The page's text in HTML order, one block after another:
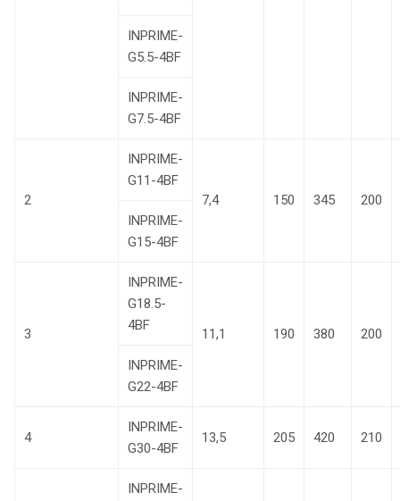
INPRIME-
G5.5-4BF
INPRIME-
G7.5-4BF
2
INPRIME-
G11-4BF
7,4
150 345
200
INPRIME-
G15-4BF
3
INPRIME-
G18.5-
4BF
11,1 190 380
200
INPRIME-
G22-4BF
4
INPRIME-
G30-4BF
13,5 205 420 210
INPRIME-